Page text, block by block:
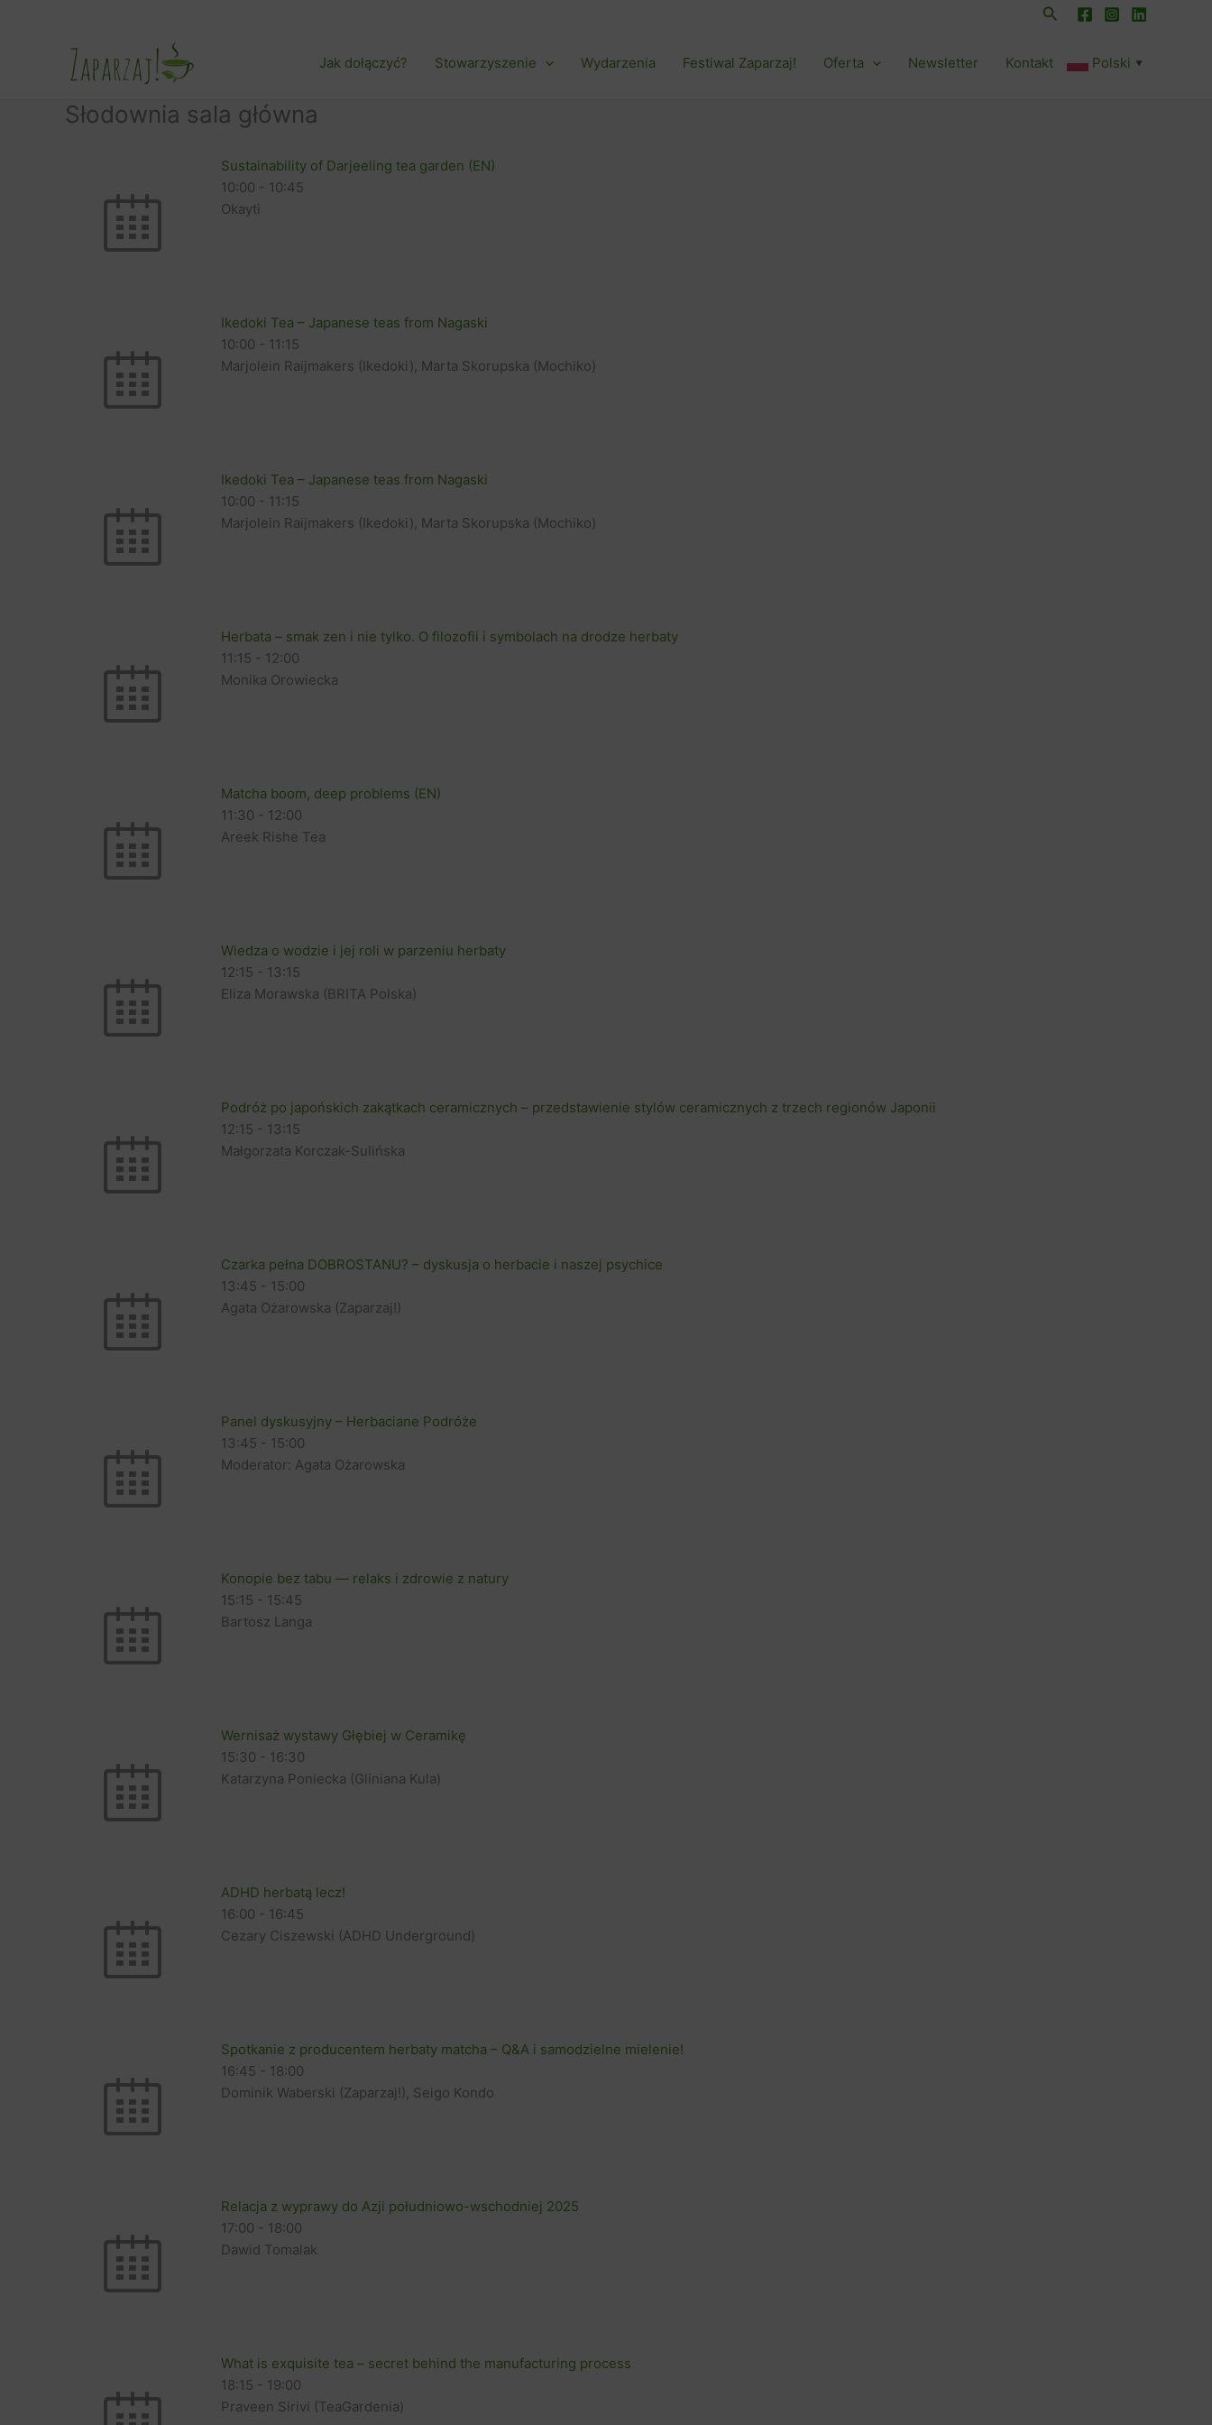
Szukaj
Jak dołączyć? Stowarzyszenie Wydarzenia Festiwal Zaparzaj! Oferta Newsletter Kontakt Polski ▼
Słodownia sala główna
Sustainability of Darjeeling tea garden (EN)
10:00 - 10:45
Okayti
Ikedoki Tea – Japanese teas from Nagaski
10:00 - 11:15
Marjolein Raijmakers (Ikedoki), Marta Skorupska (Mochiko)
Ikedoki Tea – Japanese teas from Nagaski
10:00 - 11:15
Marjolein Raijmakers (Ikedoki), Marta Skorupska (Mochiko)
Herbata – smak zen i nie tylko. O filozofii i symbolach na drodze herbaty
11:15 - 12:00
Monika Orowiecka
Matcha boom, deep problems (EN)
11:30 - 12:00
Areek Rishe Tea
Wiedza o wodzie i jej roli w parzeniu herbaty
12:15 - 13:15
Eliza Morawska (BRITA Polska)
Podróż po japońskich zakątkach ceramicznych – przedstawienie stylów ceramicznych z trzech regionów Japonii
12:15 - 13:15
Małgorzata Korczak-Sulińska
Czarka pełna DOBROSTANU? – dyskusja o herbacie i naszej psychice
13:45 - 15:00
Agata Ożarowska (Zaparzaj!)
Panel dyskusyjny – Herbaciane Podróże
13:45 - 15:00
Moderator: Agata Ożarowska
Konopie bez tabu — relaks i zdrowie z natury
15:15 - 15:45
Bartosz Langa
Wernisaż wystawy Głębiej w Ceramikę
15:30 - 16:30
Katarzyna Poniecka (Gliniana Kula)
ADHD herbatą lecz!
16:00 - 16:45
Cezary Ciszewski (ADHD Underground)
Spotkanie z producentem herbaty matcha – Q&A i samodzielne mielenie!
16:45 - 18:00
Dominik Waberski (Zaparzaj!), Seigo Kondo
Relacja z wyprawy do Azji południowo-wschodniej 2025
17:00 - 18:00
Dawid Tomalak
What is exquisite tea – secret behind the manufacturing process
18:15 - 19:00
Praveen Sirivi (TeaGardenia)